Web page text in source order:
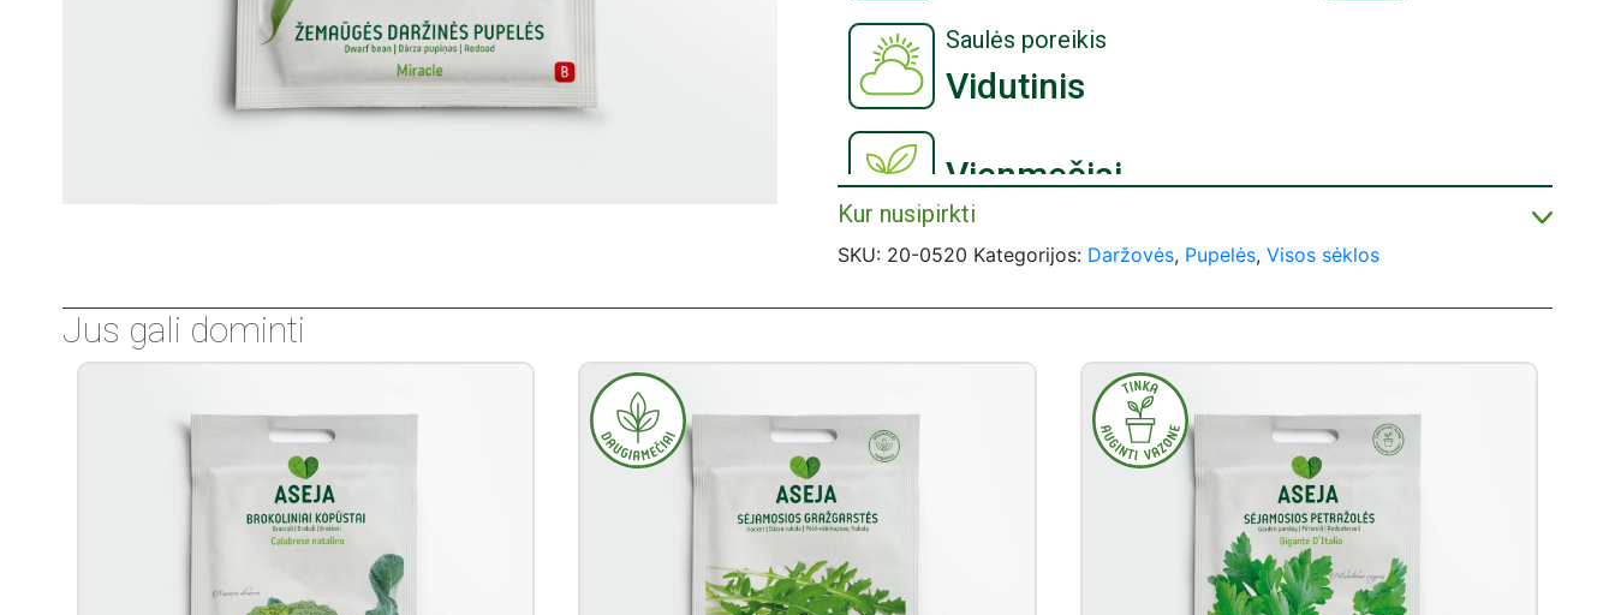
Saulės poreikis
Vidutinis
Vienmečiai
Kur nusipirkti
ASEJA sėklų įsigykite prekybos centruose visoje Lietuvoje:
Prekybos centrai „Agroaibė“;
Prekybos centrai „Bikuva“;
Prekybos centrai „Gulbelė“;
Prekybos centrai „Norfa“;
Prekybos centrai „Utenos prekyba“;
Prekybos centrai „Žirnis“.
SKU: 20-0520 Kategorijos: Daržovės, Pupelės, Visos sėklos
Jus gali dominti